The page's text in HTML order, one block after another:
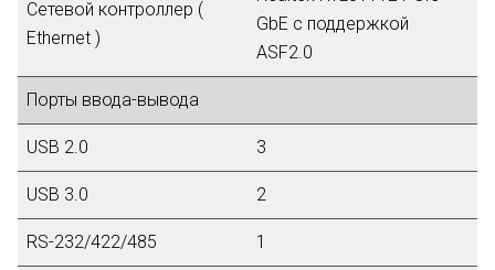
Сетевой контроллер (
Ethernet )
GbE с поддержкой
ASF2.0
Порты ввода-вывода
USB 2.0 3
USB 3.0 2
RS-232/422/485 1